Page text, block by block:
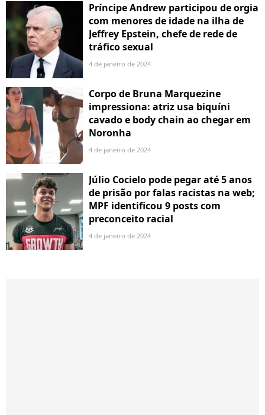
Príncipe Andrew participou de orgia
com menores de idade na ilha de
Jeffrey Epstein, chefe de rede de
tráfico sexual
4 de janeiro de 2024
Corpo de Bruna Marquezine
impressiona: atriz usa biquíni
cavado e body chain ao chegar em
Noronha
4 de janeiro de 2024
Júlio Cocielo pode pegar até 5 anos
de prisão por falas racistas na web;
MPF identificou 9 posts com
preconceito racial
4 de janeiro de 2024